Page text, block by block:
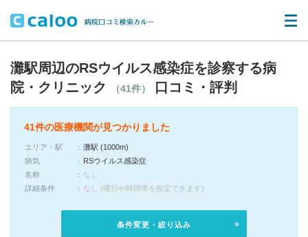
灘駅周辺のRSウイルス感染症を診察する病
院・クリニック
（41件） 口コミ・評判
41件の医療機関が見つかりました
エリア・駅
灘駅 (1000m)
病気
RSウイルス感染症
名称
なし
詳細条件
なし (曜日や時間帯を指定できます)
条件変更・絞り込み